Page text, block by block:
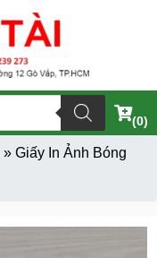
(0)
» Giấy In Ảnh Bóng